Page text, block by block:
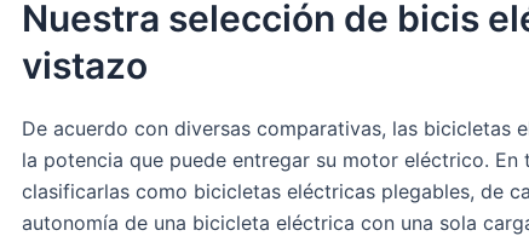
Nuestra selección de bicis
vistazo
De acuerdo con diversas comparativas, las bicicletas
la potencia que puede entregar su motor eléctrico. En
clasificarlas como bicicletas eléctricas plegables, de
autonomía de una bicicleta eléctrica con una sola